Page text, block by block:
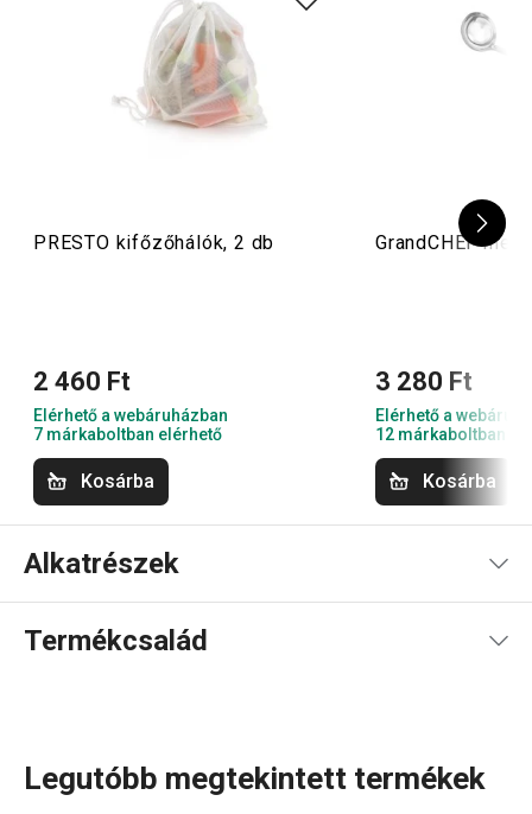
PRESTO kifőzőhálók, 2 db
2 460 Ft
Elérhető a webáruházban
7 márkaboltban elérhető
Kosárba
GrandCHEF
3 280 Ft
Elérhető a
12 márkaboltban
Kosárba
Alkatrészek
Termékcsalád
Legutóbb megtekintett termékek